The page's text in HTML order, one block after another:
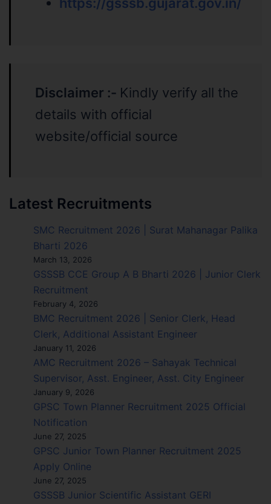
https://gsssb.gujarat.gov.in/
Disclaimer :- Kindly verify all the
details with official
website/official source
Latest Recruitments
SMC Recruitment 2026 | Surat Mahanagar Palika
Bharti 2026
March 13, 2026
GSSSB CCE Group A B Bharti 2026 | Junior Clerk
Recruitment
February 4, 2026
BMC Recruitment 2026 | Senior Clerk, Head
Clerk, Additional Assistant Engineer
January 11, 2026
AMC Recruitment 2026 – Sahayak Technical
Supervisor, Asst. Engineer, Asst. City Engineer
January 9, 2026
GPSC Town Planner Recruitment 2025 Official
Notification
June 27, 2025
GPSC Junior Town Planner Recruitment 2025
Apply Online
June 27, 2025
GSSSB Junior Scientific Assistant GERI